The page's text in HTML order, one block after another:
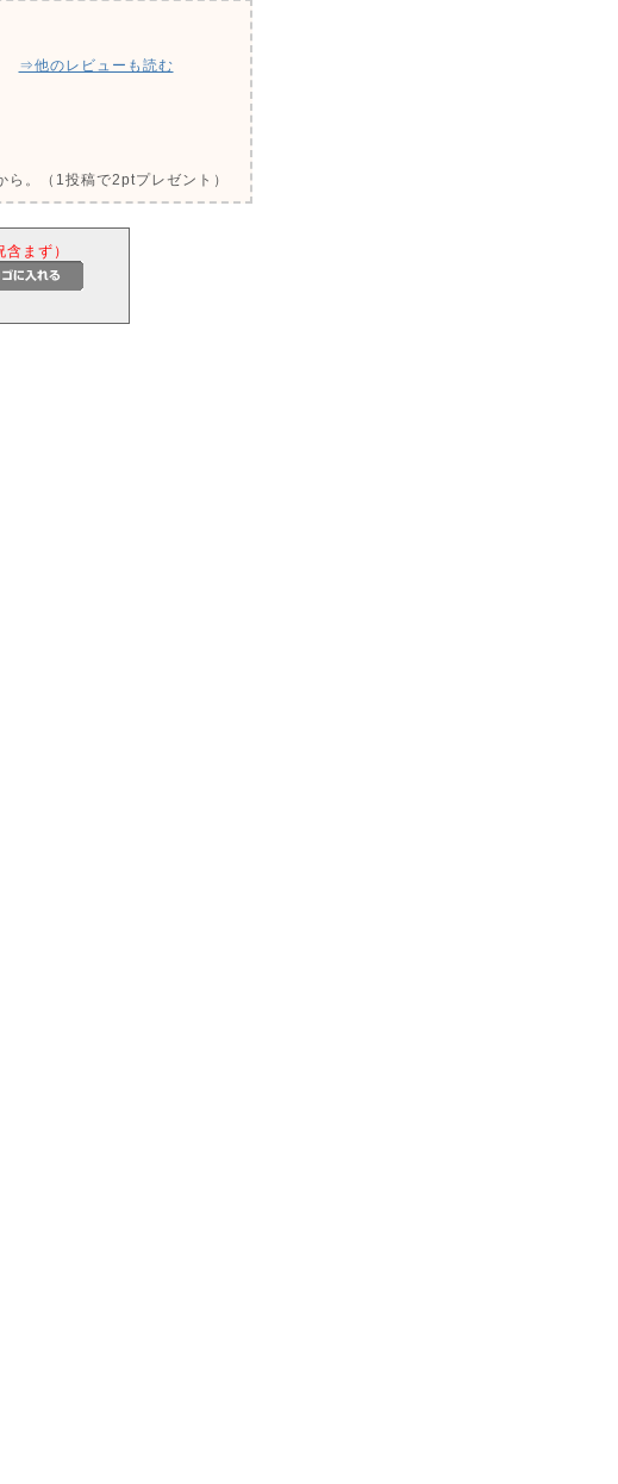
⇒他のレビューも読む
ら。（1投稿で2ptプレゼント）
まず）